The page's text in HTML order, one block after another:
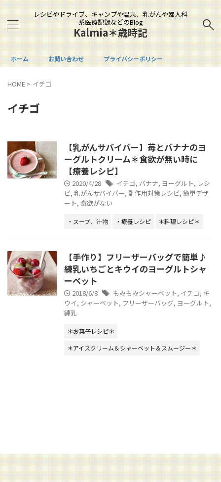
レシピやドライブ、キャンプや温泉、乳がんや婦人科
系医療記録などのBlog
Kalmia＊歳時記
ホーム お問い合わせ プライバシーポリシー
HOME > イチゴ
イチゴ
【乳がんサバイバー】苺とバナナのヨ
ーグルトクリーム＊食欲が無い時に
【療養レシピ】
2020/4/28 イチゴ, バナナ, ヨーグルト, レシ
ピ, 乳がんサバイバー, 副作用対策レシピ, 簡単デザ
ート, 食欲がない
・スープ、汁物 ・療養レシピ ＊料理レシピ＊
【手作り】フリーザーバッグで簡単♪
練乳いちごとキウイのヨーグルトシャ
ーベット
2018/6/8 もみもみシャーベット, イチゴ, キ
ウイ, シャーベット, フリーザーバッグ, ヨーグルト,
練乳
＊お菓子レシピ＊
＊アイスクリーム＆シャーベット＆スムージー＊